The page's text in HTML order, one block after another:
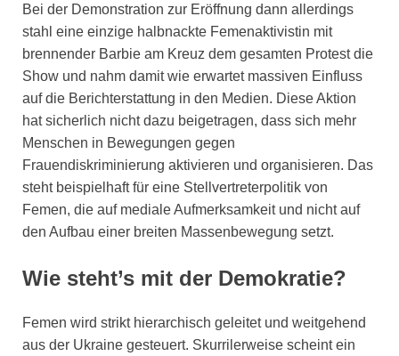
Bei der Demonstration zur Eröffnung dann allerdings
stahl eine einzige halbnackte Femenaktivistin mit
brennender Barbie am Kreuz dem gesamten Protest die
Show und nahm damit wie erwartet massiven Einfluss
auf die Berichterstattung in den Medien. Diese Aktion
hat sicherlich nicht dazu beigetragen, dass sich mehr
Menschen in Bewegungen gegen
Frauendiskriminierung aktivieren und organisieren. Das
steht beispielhaft für eine Stellvertreterpolitik von
Femen, die auf mediale Aufmerksamkeit und nicht auf
den Aufbau einer breiten Massenbewegung setzt.
Wie steht’s mit der Demokratie?
Femen wird strikt hierarchisch geleitet und weitgehend
aus der Ukraine gesteuert. Skurrilerweise scheint ein